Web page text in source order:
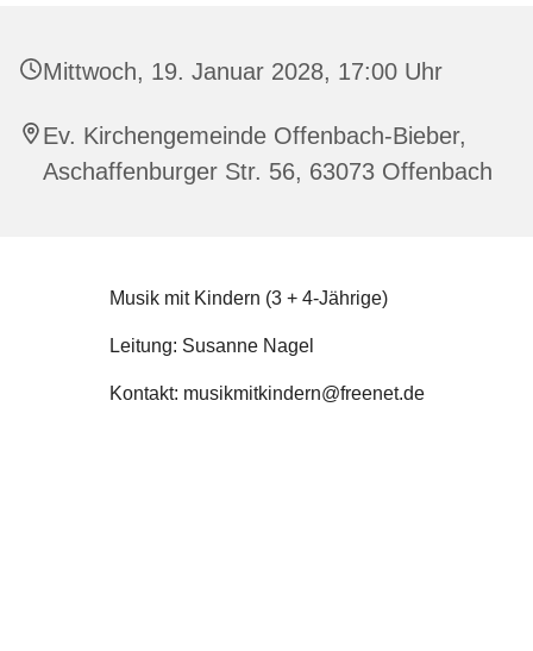
Mittwoch, 19. Januar 2028, 17:00 Uhr
Ev. Kirchengemeinde Offenbach-Bieber,
Aschaffenburger Str. 56, 63073 Offenbach
Musik mit Kindern (3 + 4-Jährige)
Leitung: Susanne Nagel
Kontakt: musikmitkindern@freenet.de